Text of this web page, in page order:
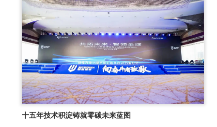
十五年技术积淀铸就零碳未来蓝图